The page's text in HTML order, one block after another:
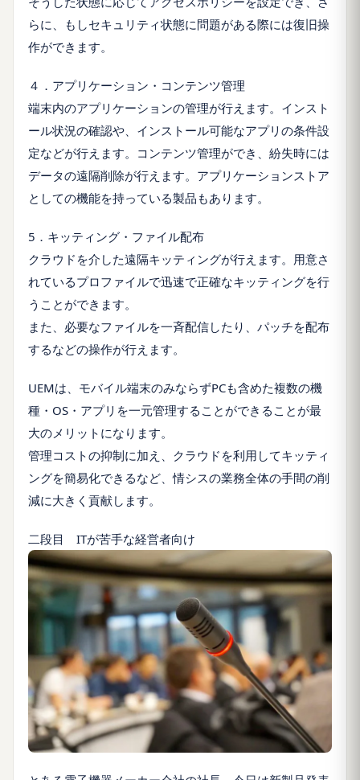
らに、もしセキュリティ状態に問題がある際には復旧操
作ができます。
４．アプリケーション・コンテンツ管理
端末内のアプリケーションの管理が行えます。インスト
ール状況の確認や、インストール可能なアプリの条件設
定などが行えます。コンテンツ管理ができ、紛失時には
データの遠隔削除が行えます。アプリケーションストア
としての機能を持っている製品もあります。
5．キッティング・ファイル配布
クラウドを介した遠隔キッティングが行えます。用意さ
れているプロファイルで迅速で正確なキッティングを行
うことができます。
また、必要なファイルを一斉配信したり、パッチを配布
するなどの操作が行えます。
UEMは、モバイル端末のみならずPCも含めた複数の機
種・OS・アプリを一元管理することができることが最
大のメリットになります。
管理コストの抑制に加え、クラウドを利用してキッティ
ングを簡易化できるなど、情シスの業務全体の手間の削
減に大きく貢献します。
二段目 ITが苦手な経営者向け